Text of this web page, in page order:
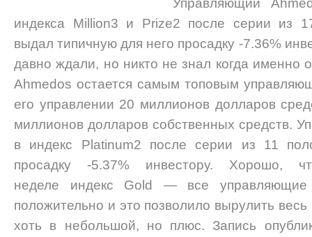
индекса Million3 и Prize2 после серии из
выдал типичную для него просадку -7.36%
давно ждали, но никто не знал когда именно
Ahmedos остается самым топовым
его управлении 20 миллионов долларов
миллионов долларов собственных средств.
в индекс Platinum2 после серии из 11
просадку -5.37% инвестору.
неделе индекс Gold — все управляющие
положительно и это позволило вырулить
хоть в небольшой, но плюс. Запись